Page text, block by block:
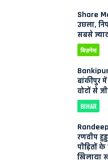
Share
उछला,
सबसे
बिज़नेस
बांकीपुर
वोटों से
BIHAR
रणदीप
पीड़ितों
खिलाया